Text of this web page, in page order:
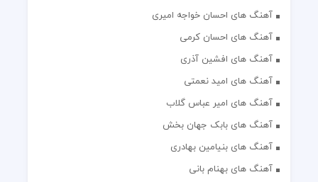
آهنگ های احسان خواجه امیری
آهنگ های احسان کرمی
آهنگ های افشین آذری
آهنگ های امید نعمتی
آهنگ های امیر عباس گلاب
آهنگ های بابک جهان بخش
آهنگ های بنیامین بهادری
آهنگ های بهنام بانی